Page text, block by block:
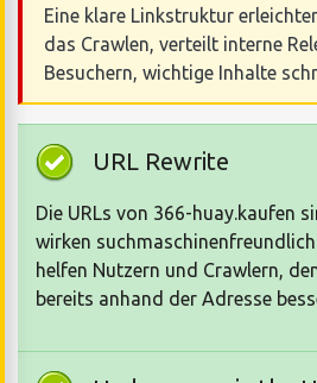
Eine klare Linkstruktur
das Crawlen, verteilt interne
Besuchern, wichtige Inhalte
URL Rewrite
Die URLs von 366-huay.kaufen
wirken
helfen Nutzern und Crawlern,
bereits anhand der Adresse